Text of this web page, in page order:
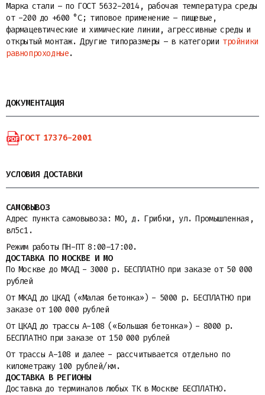
Марка стали – по ГОСТ 5632-2014, рабочая температура среды
от -200 до +600 °C; типовое применение – пищевые,
фармацевтические и химические линии, агрессивные среды и
открытый монтаж. Другие типоразмеры – в категории тройники
равнопроходные.
ДОКУМЕНТАЦИЯ
ГОСТ 17376-2001
УСЛОВИЯ ДОСТАВКИ
САМОВЫВОЗ
Адрес пункта самовывоза: МО, д. Грибки, ул. Промышленная,
вл5с1.
Режим работы ПН-ПТ 8:00–17:00.
ДОСТАВКА ПО МОСКВЕ И МО
По Москве до МКАД - 3000 р. БЕСПЛАТНО при заказе от 50 000
рублей
От МКАД до ЦКАД («Малая бетонка») - 5000 р. БЕСПЛАТНО при
заказе от 100 000 рублей
От ЦКАД до трассы A-108 («Большая бетонка») - 8000 р.
БЕСПЛАТНО при заказе от 150 000 рублей
От трассы A-108 и далее - рассчитывается отдельно по
километражу 100 рублей/км.
ДОСТАВКА В РЕГИОНЫ
Доставка до терминалов любых ТК в Москве БЕСПЛАТНО.